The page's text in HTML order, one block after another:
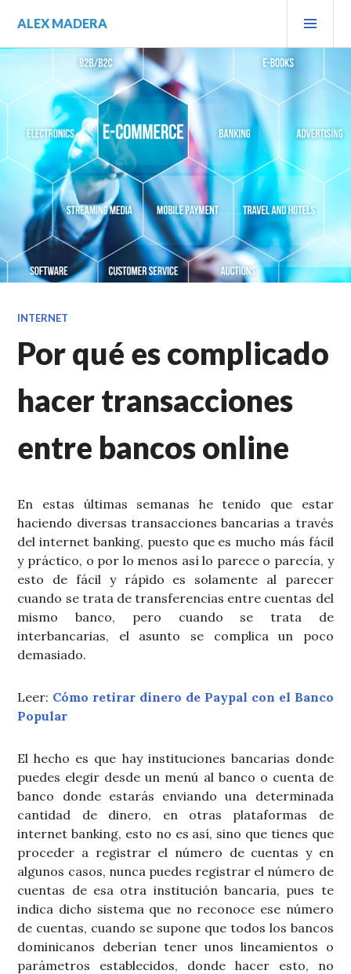
contenido.
ALEX MADERA
INTERNET
Por qué es complicado
hacer transacciones
entre bancos online
En estas últimas semanas he tenido que estar
haciendo diversas transacciones bancarias a través
del internet banking, puesto que es mucho más fácil
y práctico, o por lo menos así lo parece o parecía, y
esto de fácil y rápido es solamente al parecer
cuando se trata de transferencias entre cuentas del
mismo banco, pero cuando se trata de
interbancarias, el asunto se complica un poco
demasiado.
Leer: Cómo retirar dinero de Paypal con el Banco
Popular
El hecho es que hay instituciones bancarias donde
puedes elegir desde un menú al banco o cuenta de
banco donde estarás enviando una determinada
cantidad de dinero, en otras plataformas de
internet banking, esto no es así, sino que tienes que
proceder a registrar el número de cuentas y en
algunos casos, nunca puedes registrar el número de
cuentas de esa otra institución bancaria, pues te
indica dicho sistema que no reconoce ese número
de cuentas, cuando se supone que todos los bancos
dominicanos deberían tener unos lineamientos o
parámetros establecidos, donde hacer esto, no